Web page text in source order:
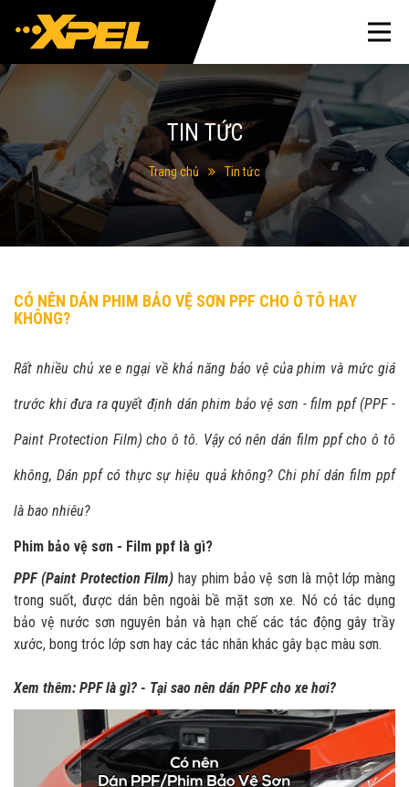
TIN TỨC
Trang chủ Tin tức
CÓ NÊN DÁN PHIM BẢO VỆ SƠN PPF CHO Ô TÔ HAY
KHÔNG?
Rất nhiều chủ xe e ngại về khả năng bảo vệ của phim và mức giá
trước khi đưa ra quyết định dán phim bảo vệ sơn - film ppf (PPF -
Paint Protection Film) cho ô tô. Vậy có nên dán film ppf cho ô tô
không, Dán ppf có thực sự hiệu quả không? Chi phí dán film ppf
là bao nhiêu?
Phim bảo vệ sơn - Film ppf là gì?
PPF (Paint Protection Film) hay phim bảo vệ sơn là một lớp màng
trong suốt, được dán bên ngoài bề mặt sơn xe. Nó có tác dụng
bảo vệ nước sơn nguyên bản và hạn chế các tác động gây trầy
xước, bong tróc lớp sơn hay các tác nhân khác gây bạc màu sơn.
Xem thêm: PPF là gì? - Tại sao nên dán PPF cho xe hơi?